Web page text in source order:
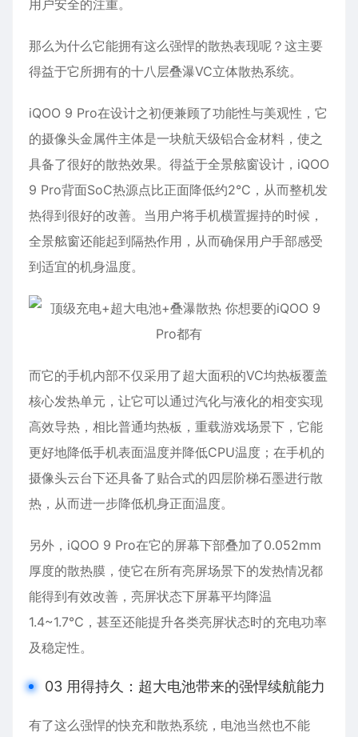
用户安全的注重。
那么为什么它能拥有这么强悍的散热表现呢？这主要
得益于它所拥有的十八层叠瀑VC立体散热系统。
iQOO 9 Pro在设计之初便兼顾了功能性与美观性，它
的摄像头金属件主体是一块航天级铝合金材料，使之
具备了很好的散热效果。得益于全景舷窗设计，iQOO
9 Pro背面SoC热源点比正面降低约2°C，从而整机发
热得到很好的改善。当用户将手机横置握持的时候，
全景舷窗还能起到隔热作用，从而确保用户手部感受
到适宜的机身温度。
而它的手机内部不仅采用了超大面积的VC均热板覆盖
核心发热单元，让它可以通过汽化与液化的相变实现
高效导热，相比普通均热板，重载游戏场景下，它能
更好地降低手机表面温度并降低CPU温度；在手机的
摄像头云台下还具备了贴合式的四层阶梯石墨进行散
热，从而进一步降低机身正面温度。
另外，iQOO 9 Pro在它的屏幕下部叠加了0.052mm
厚度的散热膜，使它在所有亮屏场景下的发热情况都
能得到有效改善，亮屏状态下屏幕平均降温
1.4~1.7℃，甚至还能提升各类亮屏状态时的充电功率
及稳定性。
03 用得持久：超大电池带来的强悍续航能力
有了这么强悍的快充和散热系统，电池当然也不能